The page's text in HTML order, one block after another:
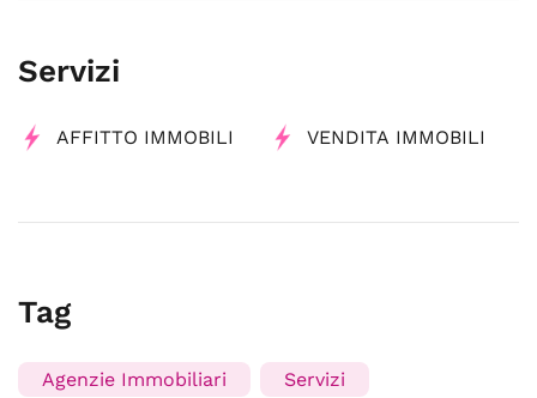
Servizi
AFFITTO IMMOBILI VENDITA IMMOBILI
Tag
Agenzie Immobiliari Servizi